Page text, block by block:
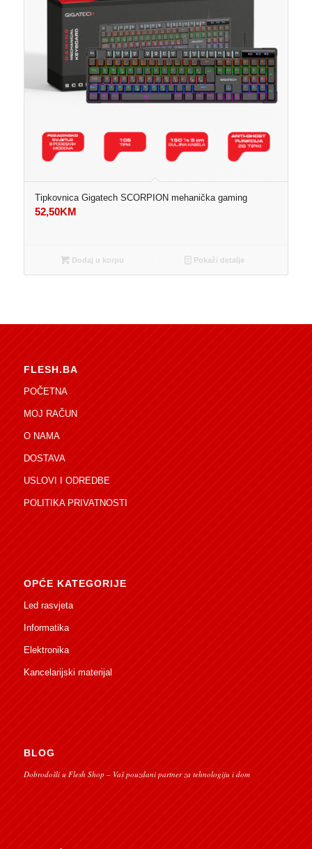
Tipkovnica Gigatech SCORPION mehanička gaming
52,50KM
Dodaj u korpu Pokaži detalje
FLESH.BA
POČETNA
MOJ RAČUN
O NAMA
DOSTAVA
USLOVI I ODREDBE
POLITIKA PRIVATNOSTI
OPĆE KATEGORIJE
Led rasvjeta
Informatika
Elektronika
Kancelarijski materijal
BLOG
Dobrodošli u Flesh Shop – Vaš pouzdani partner za tehnologiju i dom